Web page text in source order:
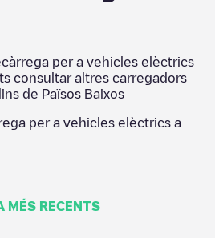
per a vehicles elèctrics
consultar altres carregadors
de Països Baixos
per a vehicles elèctrics a
MÉS RECENTS